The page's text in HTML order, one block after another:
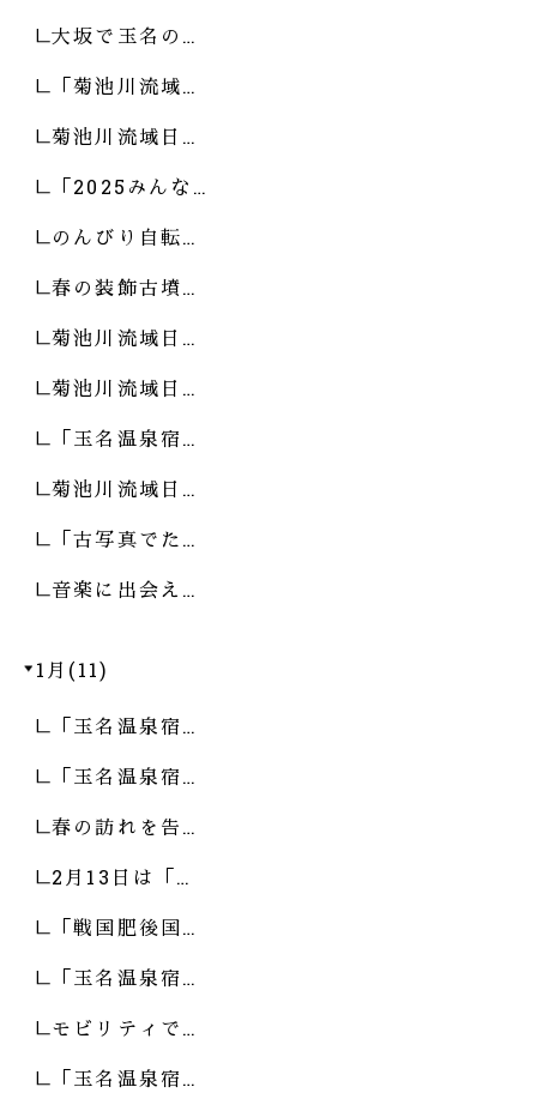
大坂で玉名の…
「菊池川流域…
菊池川流域日…
「2025みんな…
のんびり自転…
春の装飾古墳…
菊池川流域日…
菊池川流域日…
「玉名温泉宿…
菊池川流域日…
「古写真でた…
音楽に出会え…
1月(11)
「玉名温泉宿…
「玉名温泉宿…
春の訪れを告…
2月13日は「…
「戦国肥後国…
「玉名温泉宿…
モビリティで…
「玉名温泉宿…